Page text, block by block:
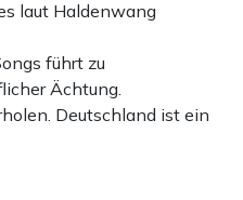
zum Ausdruck gebracht
Jochen
laut Haldenwang
führt zu
Ächtung.
Deutschland ist ein